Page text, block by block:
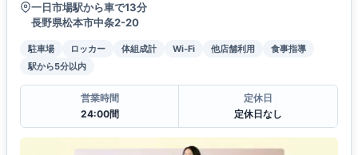
一日市場駅から車で13分
長野県松本市中条2-20
駐車場 ロッカー 体組成計 Wi-Fi 他店舗利用
食事指導
駅から5分以内
営業時間
24:00間
定休日
定休日なし